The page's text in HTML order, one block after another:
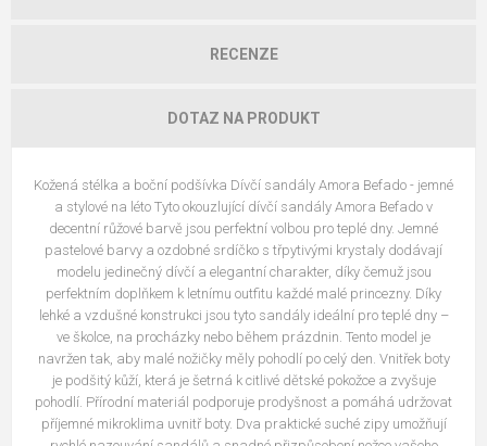
RECENZE
DOTAZ NA PRODUKT
Kožená stélka a boční podšívka Dívčí sandály Amora Befado - jemné
a stylové na léto Tyto okouzlující dívčí sandály Amora Befado v
decentní růžové barvě jsou perfektní volbou pro teplé dny. Jemné
pastelové barvy a ozdobné srdíčko s třpytivými krystaly dodávají
modelu jedinečný dívčí a elegantní charakter, díky čemuž jsou
perfektním doplňkem k letnímu outfitu každé malé princezny. Díky
lehké a vzdušné konstrukci jsou tyto sandály ideální pro teplé dny –
ve školce, na procházky nebo během prázdnin. Tento model je
navržen tak, aby malé nožičky měly pohodlí po celý den. Vnitřek boty
je podšitý kůží, která je šetrná k citlivé dětské pokožce a zvyšuje
pohodlí. Přírodní materiál podporuje prodyšnost a pomáhá udržovat
příjemné mikroklima uvnitř boty. Dva praktické suché zipy umožňují